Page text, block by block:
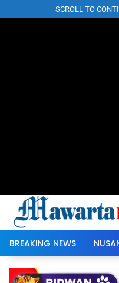
ke
SCROLL TO
BREAKING NEWS